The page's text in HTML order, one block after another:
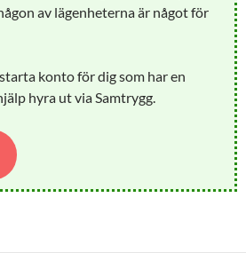
av lägenheterna är något för
konto för dig som har en
hyra ut via Samtrygg.